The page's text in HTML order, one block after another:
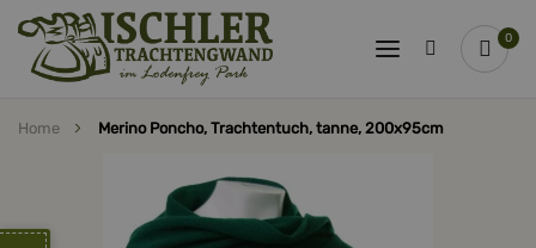
0
Home Merino Poncho, Trachtentuch, tanne, 200x95cm
springen